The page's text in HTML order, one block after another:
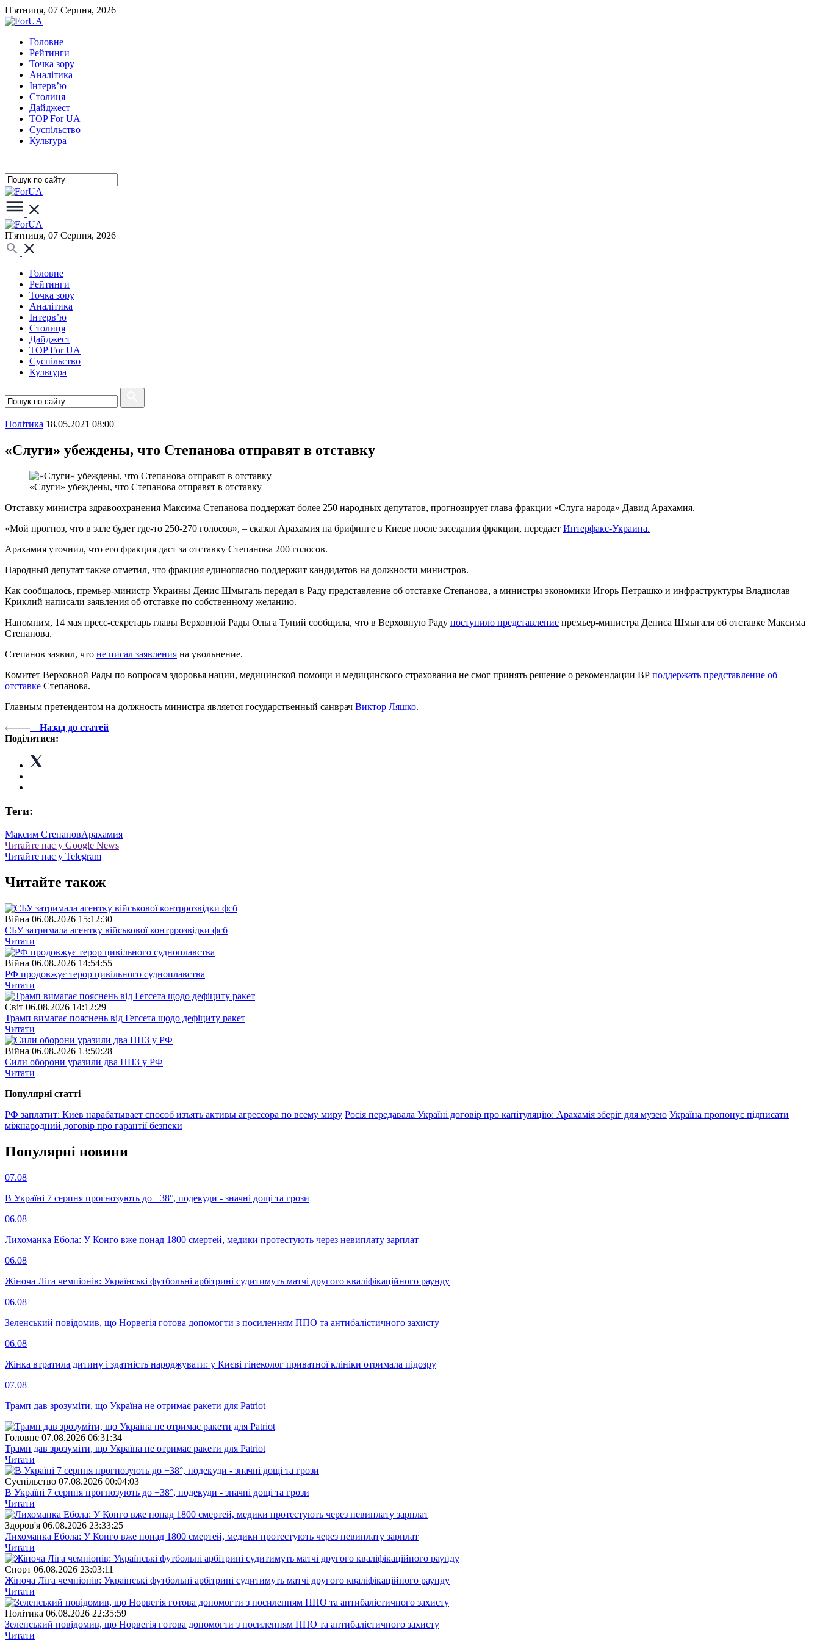
П'ятниця, 07 Серпня, 2026
Головне
Рейтинги
Точка зору
Аналітика
Інтерв’ю
Столиця
Дайджест
TOP For UA
Суспiльство
Культура
П'ятниця, 07 Серпня, 2026
Головне
Рейтинги
Точка зору
Аналітика
Інтерв’ю
Столиця
Дайджест
TOP For UA
Суспiльство
Культура
Полiтика 18.05.2021 08:00
«Слуги» убеждены, что Степанова отправят в отставку
«Слуги» убеждены, что Степанова отправят в отставку
Отставку министра здравоохранения Максима Степанова поддержат более 250 народных депутатов, прогнозирует глава фракции «Слуга народа» Давид Арахамия.
«Мой прогноз, что в зале будет где-то 250-270 голосов», – сказал Арахамия на брифинге в Киеве после заседания фракции, передает Интерфакс-Украина.
Арахамия уточнил, что его фракция даст за отставку Степанова 200 голосов.
Народный депутат также отметил, что фракция единогласно поддержит кандидатов на должности министров.
Как сообщалось, премьер-министр Украины Денис Шмыгаль передал в Раду представление об отставке Степанова, а министры экономики Игорь Петрашко и инфраструктуры Владислав
Криклий написали заявления об отставке по собственному желанию.
Напомним, 14 мая пресс-секретарь главы Верховной Рады Ольга Туний сообщила, что в Верховную Раду поступило представление премьер-министра Дениса Шмыгаля об отставке Максима
Степанова.
Степанов заявил, что не писал заявления на увольнение.
Комитет Верховной Рады по вопросам здоровья нации, медицинской помощи и медицинского страхования не смог принять решение о рекомендации ВР поддержать представление об
отставке Степанова.
Главным претендентом на должность министра является государственный санврач Виктор Ляшко.
Назад до статей
Поділитися:
Теги:
Максим СтепановАрахамия
Читайте нас у Google News
Читайте нас у Telegram
Читайте також
Війна 06.08.2026 15:12:30
СБУ затримала агентку військової контррозвідки фсб
Читати
Війна 06.08.2026 14:54:55
РФ продовжує терор цивільного судноплавства
Читати
Свiт 06.08.2026 14:12:29
Трамп вимагає пояснень від Гегсета щодо дефіциту ракет
Читати
Війна 06.08.2026 13:50:28
Сили оборони уразили два НПЗ у РФ
Читати
Популярнi статтi
РФ заплатит: Киев нарабатывает способ изъять активы агрессора по всему миру Росія передавала Україні договір про капітуляцію: Арахамія зберіг для музею Україна пропонує підписати
міжнародний договір про гарантії безпеки
Популярнi новини
07.08
В Україні 7 серпня прогнозують до +38°, подекуди - значні дощі та грози
06.08
Лихоманка Ебола: У Конго вже понад 1800 смертей, медики протестують через невиплату зарплат
06.08
Жіноча Ліга чемпіонів: Українські футбольні арбітрині судитимуть матчі другого кваліфікаційного раунду
06.08
Зеленський повідомив, що Норвегія готова допомогти з посиленням ППО та антибалістичного захисту
06.08
Жінка втратила дитину і здатність народжувати: у Києві гінеколог приватної клініки отримала підозру
07.08
Трамп дав зрозуміти, що Україна не отримає ракети для Patriot
Головне 07.08.2026 06:31:34
Трамп дав зрозуміти, що Україна не отримає ракети для Patriot
Читати
Суспiльство 07.08.2026 00:04:03
В Україні 7 серпня прогнозують до +38°, подекуди - значні дощі та грози
Читати
Здоров'я 06.08.2026 23:33:25
Лихоманка Ебола: У Конго вже понад 1800 смертей, медики протестують через невиплату зарплат
Читати
Спорт 06.08.2026 23:03:11
Жіноча Ліга чемпіонів: Українські футбольні арбітрині судитимуть матчі другого кваліфікаційного раунду
Читати
Полiтика 06.08.2026 22:35:59
Зеленський повідомив, що Норвегія готова допомогти з посиленням ППО та антибалістичного захисту
Читати